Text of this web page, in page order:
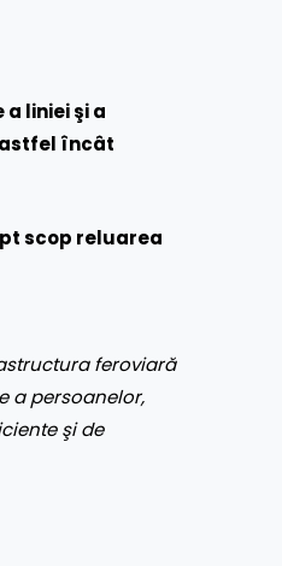
liniei şi a
încât
scop reluarea
feroviară
a persoanelor,
şi de